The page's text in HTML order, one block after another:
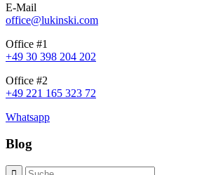
E-Mail
office@lukinski.com
Office #1
+49 30 398 204 202
Office #2
+49 221 165 323 72
Whatsapp
Blog